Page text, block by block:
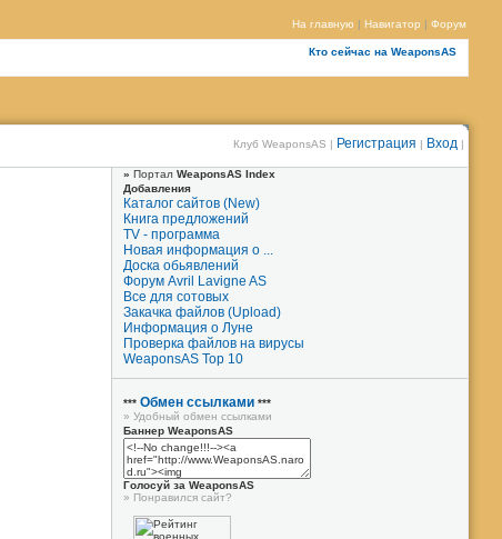
На главную | Навигатор | Форум
Кто сейчас на WeaponsAS
Клуб WeaponsAS | Регистрация | Вход |
» Портал WeaponsAS Index
Добавления
Каталог сайтов (New)
Книга предложений
TV - программа
Новая информация о ...
Доска обьявлений
Форум Avril Lavigne AS
Все для сотовых
Закачка файлов (Upload)
Информация о Луне
Проверка файлов на вирусы
WeaponsAS Top 10
*** Обмен ссылками***
» Удобный обмен ссылками
Баннер WeaponsAS
Голосуй за WeaponsAS
» Понравился сайт?